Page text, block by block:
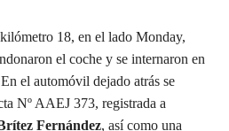
18, en el lado Monday,
el coche y se internaron en
el automóvil dejado atrás se
Nº AAEJ 373, registrada a
Fernández, así como una